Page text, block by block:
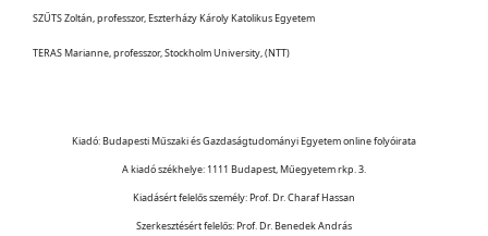
SZŰTS Zoltán, professzor, Eszterházy Károly Katolikus Egyetem
TERAS Marianne, professzor, Stockholm University, (NTT)
Kiadó: Budapesti Műszaki és Gazdaságtudományi Egyetem online folyóirata
A kiadó székhelye: 1111 Budapest, Műegyetem rkp. 3.
Kiadásért felelős személy: Prof. Dr. Charaf Hassan
Szerkesztésért felelős: Prof. Dr. Benedek András